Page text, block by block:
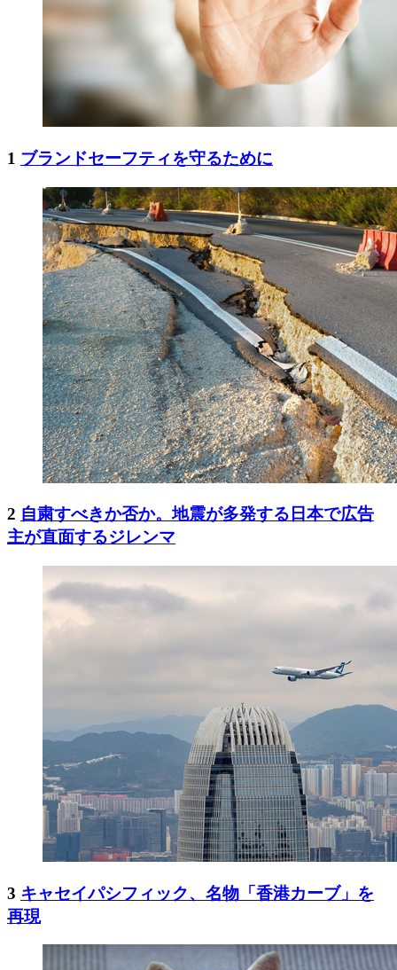
1 ブランドセーフティを守るために
2 自粛すべきか否か。地震が多発する日本で広告
主が直面するジレンマ
3 キャセイパシフィック、名物「香港カーブ」を
再現